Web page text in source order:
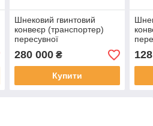
Шнековий гвинтовий
конвеєр (транспортер)
пересувної
280 000₴
Купити